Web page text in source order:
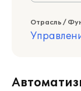
Отрасль /